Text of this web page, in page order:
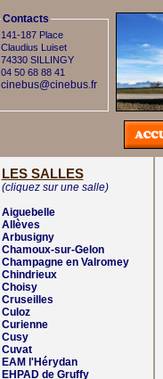
Contacts
141-187 Place
Claudius Luiset
74330 SILLINGY
04 50 68 88 41
cinebus@cinebus.fr
LES SALLES
(cliquez sur une salle)
Aiguebelle
Allèves
Arbusigny
Chamoux-sur-Gelon
Champagne en Valromey
Chindrieux
Choisy
Cruseilles
Culoz
Curienne
Cusy
Cuvat
EAM l'Hérydan
EHPAD de Gruffy